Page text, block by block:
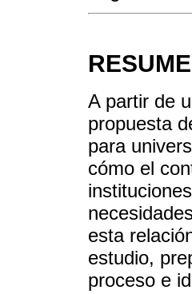
A partir de
propuesta
para
cómo el
esta
estudio,
proceso e